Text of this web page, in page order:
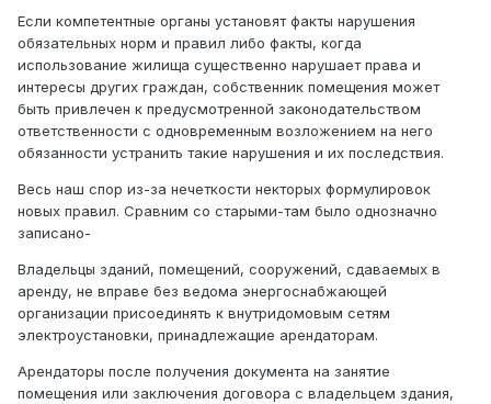
Если компетентные органы установят факты нарушения
обязательных норм и правил либо факты, когда
использование жилища существенно нарушает права и
интересы других граждан, собственник помещения может
быть привлечен к предусмотренной законодательством
ответственности с одновременным возложением на него
обязанности устранить такие нарушения и их последствия.
Весь наш спор из-за нечеткости некторых формулировок
новых правил. Сравним со старыми-там было однозначно
записано-
Владельцы зданий, помещений, сооружений, сдаваемых в
аренду, не вправе без ведома энергоснабжающей
организации присоединять к внутридомовым сетям
электроустановки, принадлежащие арендаторам.
Арендаторы после получения документа на занятие
помещения или заключения договора с владельцем здания,